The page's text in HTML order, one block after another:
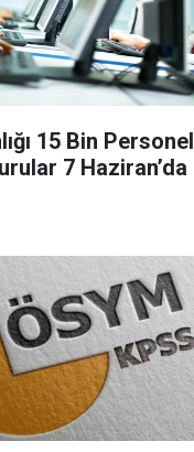
15 Bin Personel
7 Haziran’da